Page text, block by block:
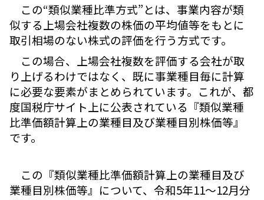
この“類似業種比準方式”とは、事業内容が類
似する上場会社複数の株価の平均値等をもとに
取引相場のない株式の評価を行う方式です。
この場合、上場会社複数を評価する会社が取
り上げるわけではなく、既に事業種目毎に計算
に必要な要素がまとめられています。これが、都
度国税庁サイト上に公表されている『類似業種
比準価額計算上の業種目及び業種目別株価等』
です。
この『類似業種比準価額計算上の業種目及び
業種目別株価等』について、令和5年11～12月分